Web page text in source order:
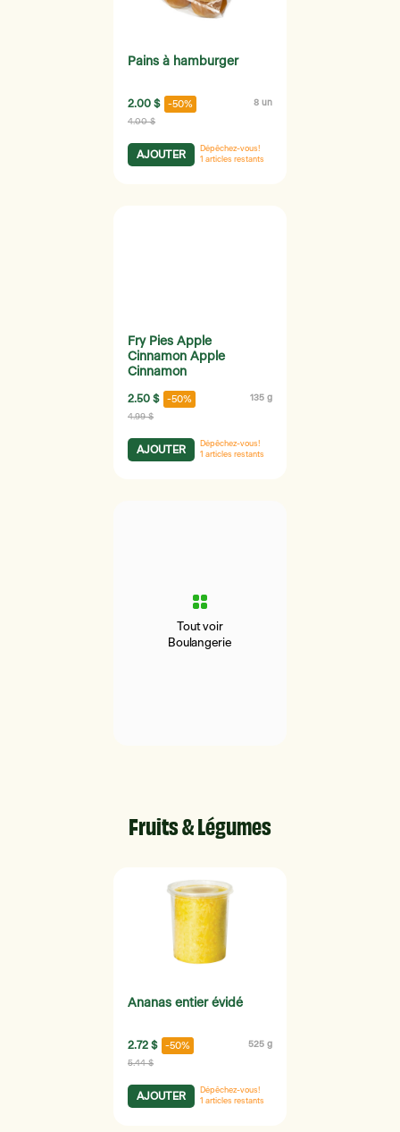
Pains à hamburger
2.00 $ -50% 8 un
4.00 $
AJOUTER
Dépêchez-vous!
1 articles restants
Fry Pies Apple
Cinnamon Apple
Cinnamon
2.50 $ -50% 135 g
4.99 $
AJOUTER
Dépêchez-vous!
1 articles restants
Tout voir
Boulangerie
Fruits & Légumes
Ananas entier évidé
2.72 $ -50% 525 g
5.44 $
AJOUTER
Dépêchez-vous!
1 articles restants